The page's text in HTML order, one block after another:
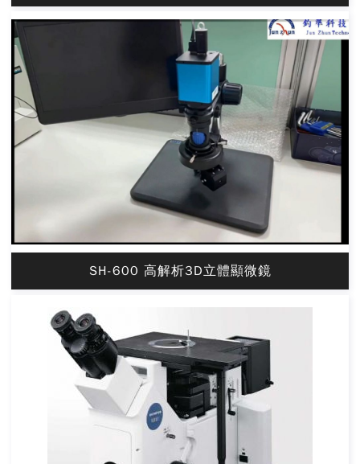
SH-600 高解析3D立體顯微鏡